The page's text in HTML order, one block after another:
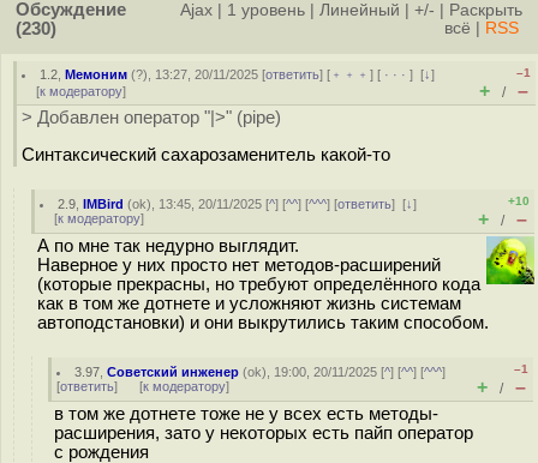
Обсуждение
(230)
Ajax 1 уровень Линейный +/-
Раскрыть
всё
RSS
1.2 ,Мемоним (?), 13:27, 20/11/2025 [ответить] [ ﹢﹢﹢] [ · · ·][↓]
[к модератору]
–1
+ / –
> Добавлен оператор "|>" (pipe)
Синтаксический сахарозаменитель какой-то
2.9 ,IMBird (ok), 13:45, 20/11/2025 [^] [^^] [^^^] [ответить][↓]
[к модератору]
+10
+ / –
А по мне так недурно выглядит.
Наверное у них просто нет методов-расширений
(которые прекрасны, но требуют определённого кода
как в том же дотнете и усложняют жизнь системам
автоподстановки) и они выкрутились таким способом.
3.97 ,Советский инженер (ok), 19:00, 20/11/2025 [^] [^^] [^^^]
[ответить] [к модератору]
–1
+ / –
в том же дотнете тоже не у всех есть методы-
расширения, зато у некоторых есть пайп оператор
с рождения